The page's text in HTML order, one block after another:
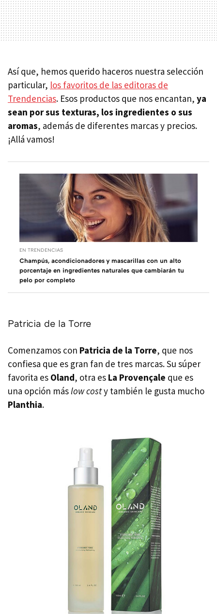
Así que, hemos querido haceros nuestra selección
particular, los favoritos de las editoras de
Trendencias. Esos productos que nos encantan, ya
sean por sus texturas, los ingredientes o sus
aromas, además de diferentes marcas y precios.
¡Allá vamos!
EN TRENDENCIAS
Champús, acondicionadores y mascarillas con un alto
porcentaje en ingredientes naturales que cambiarán tu
pelo por completo
Patricia de la Torre
Comenzamos con Patricia de la Torre, que nos
confiesa que es gran fan de tres marcas. Su súper
favorita es Oland, otra es La Provençale que es
una opción máslow costy también le gusta mucho
Planthia.